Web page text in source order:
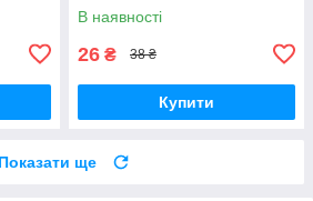
В наявності
26 ₴ 38 ₴
Купити
Показати ще